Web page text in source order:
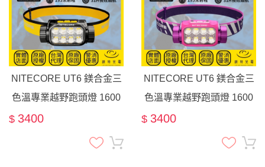
NITECORE UT6 鎂合金三
色溫專業越野跑頭燈 1600
流明 195米 輕量化 高顯色
長續航 18650電池
$ 3400
NITECORE UT6 鎂合金三
色溫專業越野跑頭燈 1600
流明 195米 輕量化 高顯色
長續航 18650電池
$ 3400